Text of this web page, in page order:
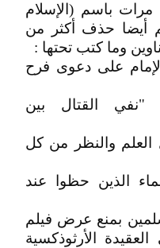
مرات باسم (الإسلام
أيضا حذف أكثر من
وما كتب تحتها :
على دعوى فرح
"نفي القتال بين
والنظر من كل
الذين حظوا عند
بمنع عرض فيلم
الأرثوذكسية